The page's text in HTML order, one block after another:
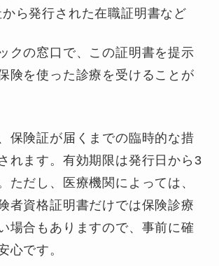
ら発行された在職証明書など
クの窓口で、この証明書を提示
険を使った診療を受けることが
保険証が届くまでの臨時的な措
れます。有効期限は発行日から3
ただし、医療機関によっては、
者資格証明書だけでは保険診療
場合もありますので、事前に確
心です。